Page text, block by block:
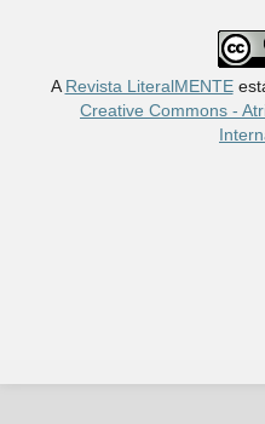
A Revista LiteralMENTE
Creative Commons -